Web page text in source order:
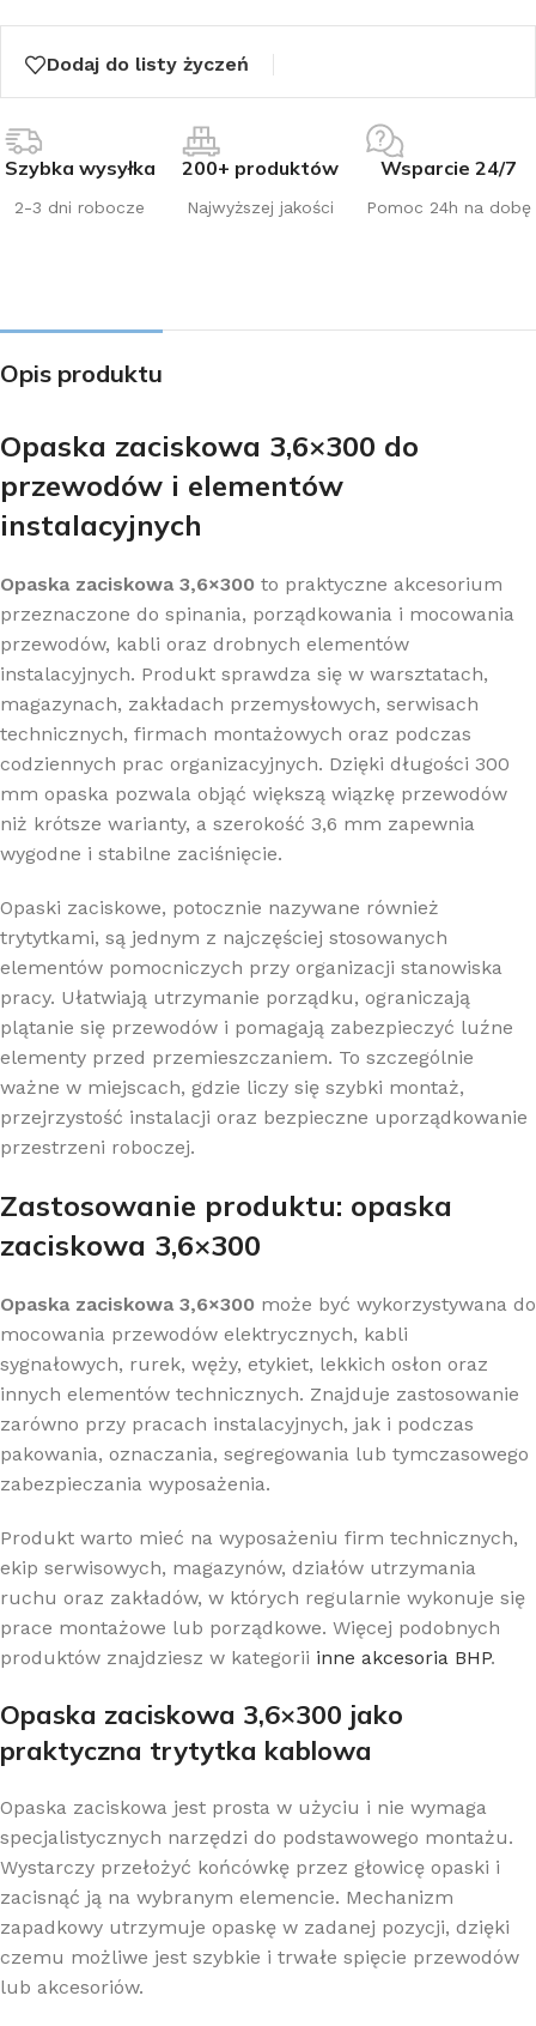
Dodaj do listy życzeń
Szybka wysyłka
2-3 dni robocze
200+ produktów
Najwyższej jakości
Wsparcie 24/7
Pomoc 24h na dobę
Opis produktu
Opaska zaciskowa 3,6×300 do
przewodów i elementów
instalacyjnych
Opaska zaciskowa 3,6×300 to praktyczne akcesorium
przeznaczone do spinania, porządkowania i mocowania
przewodów, kabli oraz drobnych elementów
instalacyjnych. Produkt sprawdza się w warsztatach,
magazynach, zakładach przemysłowych, serwisach
technicznych, firmach montażowych oraz podczas
codziennych prac organizacyjnych. Dzięki długości 300
mm opaska pozwala objąć większą wiązkę przewodów
niż krótsze warianty, a szerokość 3,6 mm zapewnia
wygodne i stabilne zaciśnięcie.
Opaski zaciskowe, potocznie nazywane również
trytytkami, są jednym z najczęściej stosowanych
elementów pomocniczych przy organizacji stanowiska
pracy. Ułatwiają utrzymanie porządku, ograniczają
plątanie się przewodów i pomagają zabezpieczyć luźne
elementy przed przemieszczaniem. To szczególnie
ważne w miejscach, gdzie liczy się szybki montaż,
przejrzystość instalacji oraz bezpieczne uporządkowanie
przestrzeni roboczej.
Zastosowanie produktu: opaska
zaciskowa 3,6×300
Opaska zaciskowa 3,6×300 może być wykorzystywana do
mocowania przewodów elektrycznych, kabli
sygnałowych, rurek, węży, etykiet, lekkich osłon oraz
innych elementów technicznych. Znajduje zastosowanie
zarówno przy pracach instalacyjnych, jak i podczas
pakowania, oznaczania, segregowania lub tymczasowego
zabezpieczania wyposażenia.
Produkt warto mieć na wyposażeniu firm technicznych,
ekip serwisowych, magazynów, działów utrzymania
ruchu oraz zakładów, w których regularnie wykonuje się
prace montażowe lub porządkowe. Więcej podobnych
produktów znajdziesz w kategorii inne akcesoria BHP.
Opaska zaciskowa 3,6×300 jako
praktyczna trytytka kablowa
Opaska zaciskowa jest prosta w użyciu i nie wymaga
specjalistycznych narzędzi do podstawowego montażu.
Wystarczy przełożyć końcówkę przez głowicę opaski i
zacisnąć ją na wybranym elemencie. Mechanizm
zapadkowy utrzymuje opaskę w zadanej pozycji, dzięki
czemu możliwe jest szybkie i trwałe spięcie przewodów
lub akcesoriów.